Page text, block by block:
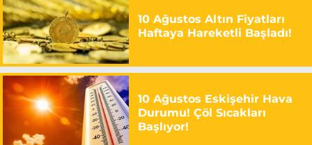
10 Ağustos Altın Fiyatları
Haftaya Hareketli Başladı!
10 Ağustos Eskişehir Hava
Durumu! Çöl Sıcakları
Başlıyor!